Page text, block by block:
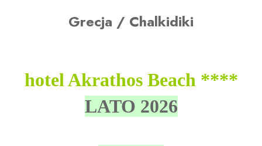
Grecja / Chalkidiki
hotel Akrathos Beach ****
LATO 2026